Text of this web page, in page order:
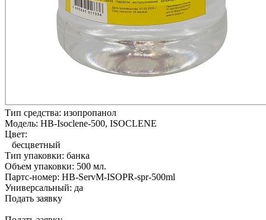
Тип средства: изопропанол
Модель: HB-Isoclene-500, ISOCLENE
Цвет:
бесцветный
Тип упаковки: банка
Объем упаковки: 500 мл.
Партс-номер: HB-ServM-ISOPR-spr-500ml
Универсальный: да
Подать заявку